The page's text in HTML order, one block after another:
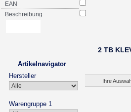
EAN
Beschreibung
Artikelnavigator
Hersteller
Warengruppe 1
2 TB
Ihre